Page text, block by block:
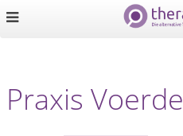
Praxis Voerde